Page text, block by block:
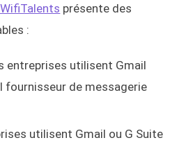
présente des
:
entreprises utilisent Gmail
fournisseur de messagerie
utilisent Gmail ou G Suite